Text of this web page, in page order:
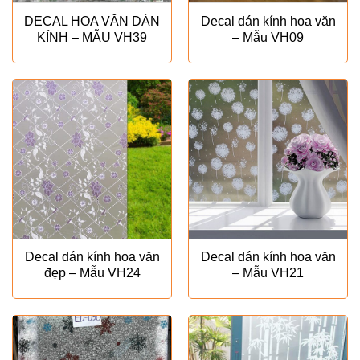
DECAL HOA VĂN DÁN
KÍNH – MẪU VH39
Decal dán kính hoa văn
– Mẫu VH09
Decal dán kính hoa văn
đẹp – Mẫu VH24
Decal dán kính hoa văn
– Mẫu VH21